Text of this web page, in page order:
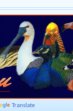
Translate